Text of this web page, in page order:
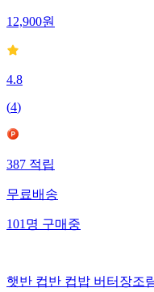
12,900원
4.8
(4)
387 적립
무료배송
101 명 구매중
햇반 컵반 컵밥 버터장조